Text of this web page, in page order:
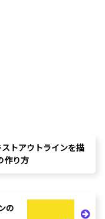
トアウトラインを描
作り方
の